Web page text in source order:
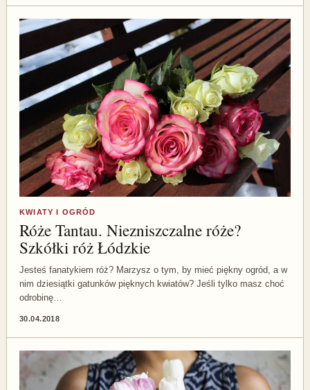
KWIATY I OGRÓD
Róże Tantau. Niezniszczalne róże?
Szkółki róż Łódzkie
Jesteś fanatykiem róż? Marzysz o tym, by mieć piękny ogród, a w
nim dziesiątki gatunków pięknych kwiatów? Jeśli tylko masz choć
odrobinę…
30.04.2018